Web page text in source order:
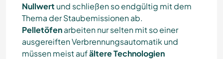
Nullwert und schließen so endgültig mit dem
Thema der Staubemissionen ab.
Pelletöfenarbeiten nur selten mit so einer
ausgereiften Verbrennungsautomatik und
müssen meist aufältere Technologien